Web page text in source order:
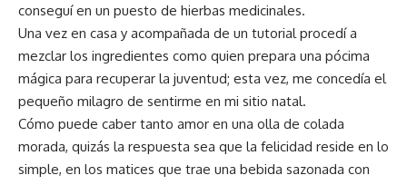
conseguí en un puesto de hierbas medicinales.
Una vez en casa y acompañada de un tutorial procedí a
mezclar los ingredientes como quien prepara una pócima
mágica para recuperar la juventud; esta vez, me concedía el
pequeño milagro de sentirme en mi sitio natal.
Cómo puede caber tanto amor en una olla de colada
morada, quizás la respuesta sea que la felicidad reside en lo
simple, en los matices que trae una bebida sazonada con